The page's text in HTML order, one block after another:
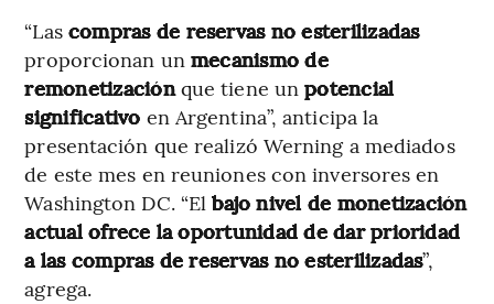
“Las compras de reservas no esterilizadas
proporcionan un mecanismo de
remonetizaciónque tiene unpotencial
significativo en Argentina”, anticipa la
presentación que realizó Werning a mediados
de este mes en reuniones con inversores en
Washington DC. “Elbajo nivel de monetización
actual ofrece la oportunidad de dar prioridad
a las compras de reservas no esterilizadas”,
agrega.